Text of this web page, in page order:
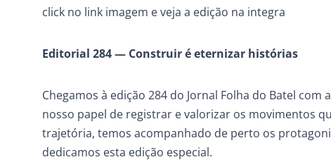
click no link imagem e veja a edição na integra
Editorial 284 — Construir é eternizar histórias
Chegamos à edição 284 do Jornal Folha do Batel
nosso papel de registrar e valorizar os movimentos
trajetória, temos acompanhado de perto os
dedicamos esta edição especial.